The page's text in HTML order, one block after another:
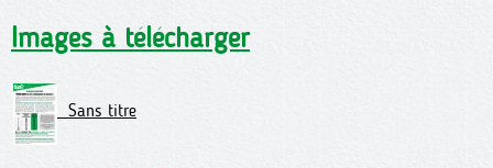
Images à télécharger
Sans titre